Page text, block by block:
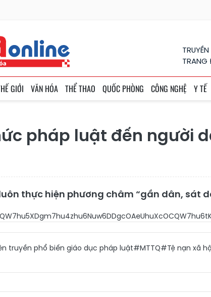
TRANG
GIỚI VĂN HÓA THỂ THAO QUỐC PHÒNG CÔNG NGHỆ Y TẾ
pháp luật đến người
thực hiện phương châm “gần dân,
truyền phổ biến giáo dục pháp luật#MTTQ#Tệ nạn xã